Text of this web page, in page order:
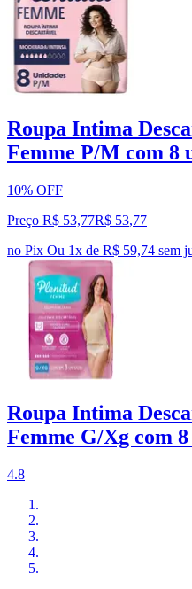
Roupa Intima
Femme P/M com 8
10% OFF
Preço R$ 53,77R$ 53,77
no Pix Ou 1x de R$ 59,74 sem
Roupa Intima
Femme G/Xg com
4.8